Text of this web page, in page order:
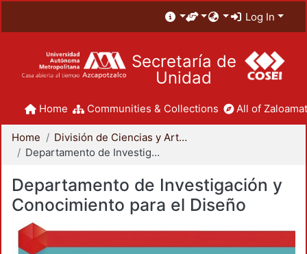
Log In
Secretaría de
Unidad
Home Communities & Collections All of
Home
División de Ciencias y Artes para el Diseño
Departamento de Investigación y Conocimiento para el Diseño
Departamento de Investigación y
Conocimiento para el Diseño